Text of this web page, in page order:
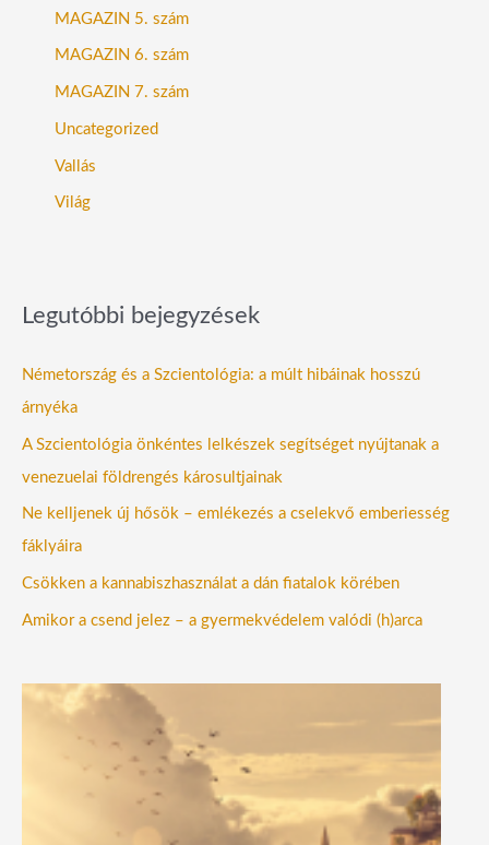
MAGAZIN 5. szám
MAGAZIN 6. szám
MAGAZIN 7. szám
Uncategorized
Vallás
Világ
Legutóbbi bejegyzések
Németország és a Szcientológia: a múlt hibáinak hosszú
árnyéka
A Szcientológia önkéntes lelkészek segítséget nyújtanak a
venezuelai földrengés károsultjainak
Ne kelljenek új hősök – emlékezés a cselekvő emberiesség
fáklyáira
Csökken a kannabiszhasználat a dán fiatalok körében
Amikor a csend jelez – a gyermekvédelem valódi (h)arca